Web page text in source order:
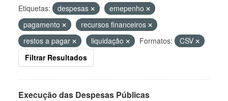
Etiquetas: despesas
emepenho
pagamento
recursos financeiros
restos a pagar
liquidação Formatos:
CSV
Filtrar Resultados
Execução das Despesas Públicas